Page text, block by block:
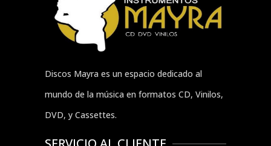
Discos Mayra es un espacio dedicado al
mundo de la música en formatos CD, Vinilos,
DVD, y Cassettes.